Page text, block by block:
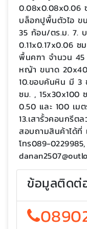
0.08x0.08x0.06
บล็อกปูพื้นตัวไอ ข
35 ก้อน/ตร.ม. 7.
0.11x0.17x0.06
พื้นคฑา จำนวน
หญ้า ขนาด
10.ขอบคันหิน มี 3
ซม. , 15x30x100
0.50 และ 100 เม
13.เสารั้วคอนกรี
สอบถามสินค้าได้ที่
โทร089-
ข้อมูลติดต่